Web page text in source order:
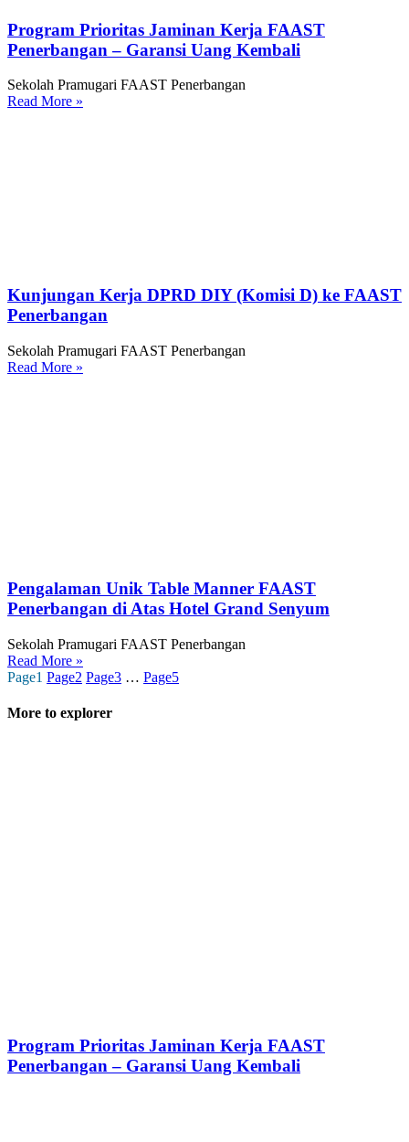
Program Prioritas Jaminan Kerja FAAST
Penerbangan – Garansi Uang Kembali
Sekolah Pramugari FAAST Penerbangan
Read More »
Kunjungan Kerja DPRD DIY (Komisi D) ke FAAST
Penerbangan
Sekolah Pramugari FAAST Penerbangan
Read More »
Pengalaman Unik Table Manner FAAST
Penerbangan di Atas Hotel Grand Senyum
Sekolah Pramugari FAAST Penerbangan
Read More »
Page1 Page2 Page3 … Page5
More to explorer
Program Prioritas Jaminan Kerja FAAST
Penerbangan – Garansi Uang Kembali